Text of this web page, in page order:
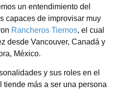
un entendimiento del
capaces de improvisar muy
Rancheros Tiernos, el cual
desde Vancouver, Canadá y
México.
y sus roles en el
tiende más a ser una persona